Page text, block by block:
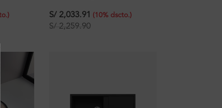
)
acero inoxidable
71.1×40.6×25.4 cm
S/ 2,033.91 (10% dscto.)
S/ 2,259.90